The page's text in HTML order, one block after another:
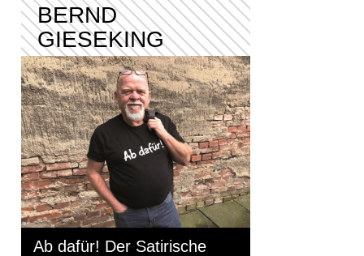
BERND
GIESEKING
Ab dafür! Der Satirische